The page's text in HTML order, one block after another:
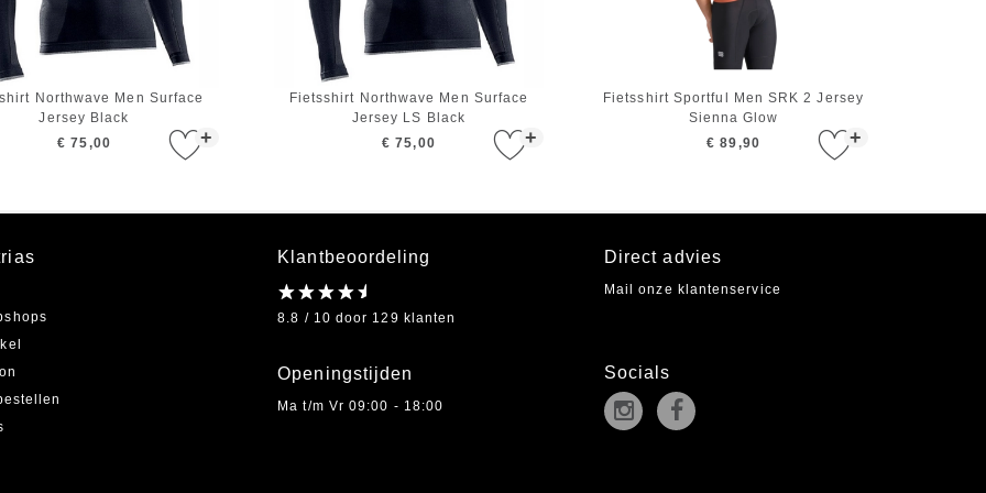
+
Northwave Men Surface
Jersey Black
€ 75,00
+
Fietsshirt Northwave Men Surface
Jersey LS Black
€ 75,00
+
Fietsshirt Sportful Men SRK 2 Jersey
Sienna Glow
€ 89,90
Klantbeoordeling
8.8 / 10 door 129 klanten
Openingstijden
Ma t/m Vr 09:00 - 18:00
Direct advies
Mail onze klantenservice
Socials